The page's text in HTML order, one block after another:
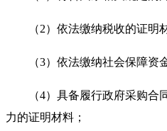
（2）依法缴纳税收的证明
（3）依法缴纳社会保障资
（4）具备履行政府采购合
力的证明材料；